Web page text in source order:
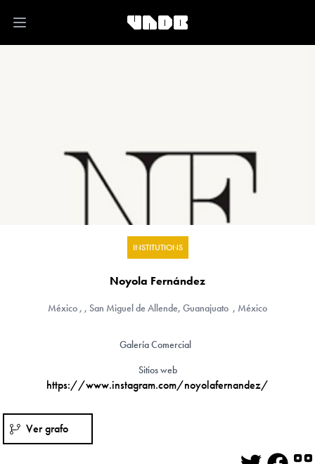
Open main menu
INSTITUTIONS
Noyola Fernández
México , , San Miguel de Allende, Guanajuato , México
Galería Comercial
Sitios web
https://www.instagram.com/noyolafernandez/
Ver grafo